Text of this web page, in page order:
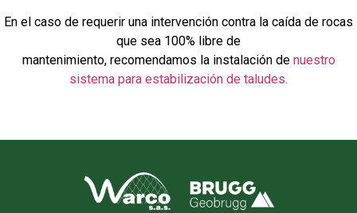
En el caso de requerir una intervención contra la caída de rocas
que sea 100% libre de
mantenimiento, recomendamos la instalación denuestro
sistema para estabilización de taludes.